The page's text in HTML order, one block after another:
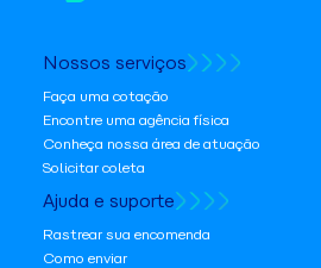
Nossos serviços
Faça uma cotação
Encontre uma agência física
Conheça nossa área de atuação
Solicitar coleta
Ajuda e suporte
Rastrear sua encomenda
Como enviar